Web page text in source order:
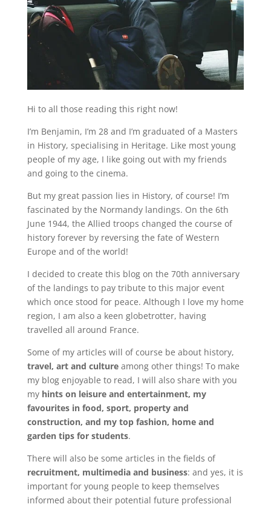
Hi to all those reading this right now!
I’m Benjamin, I’m 28 and I’m graduated of a Masters
in History, specialising in Heritage. Like most young
people of my age, I like going out with my friends
and going to the cinema.
But my great passion lies in History, of course! I’m
fascinated by the Normandy landings. On the 6th
June 1944, the Allied troops changed the course of
history forever by reversing the fate of Western
Europe and of the world!
I decided to create this blog on the 70th anniversary
of the landings to pay tribute to this major event
which once stood for peace. Although I love my home
region, I am also a keen globetrotter, having
travelled all around France.
Some of my articles will of course be about history,
travel, art and cultureamong other things! To make
my blog enjoyable to read, I will also share with you
my hints on leisure and entertainment, my
favourites in food, sport, property and
construction, and my top fashion, home and
garden tips for students.
There will also be some articles in the fields of
recruitment, multimedia and business: and yes, it is
important for young people to keep themselves
informed about their potential future professional